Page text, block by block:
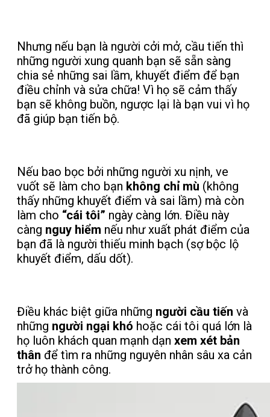
Nhưng nếu bạn là người cởi mở, cầu tiến thì
những người xung quanh bạn sẽ sẵn sàng
chia sẻ những sai lầm, khuyết điểm để bạn
điều chỉnh và sửa chữa! Vì họ sẽ cảm thấy
bạn sẽ không buồn, ngược lại là bạn vui vì họ
đã giúp bạn tiến bộ.
Nếu bao bọc bởi những người xu nịnh, ve
vuốt sẽ làm cho bạn không chỉ mù (không
thấy những khuyết điểm và sai lầm) mà còn
làm cho “cái tôi” ngày càng lớn. Điều này
càng nguy hiểm nếu như xuất phát điểm của
bạn đã là người thiếu minh bạch (sợ bộc lộ
khuyết điểm, dấu dốt).
Điều khác biệt giữa những người cầu tiến và
những người ngại khó hoặc cái tôi quá lớn là
họ luôn khách quan mạnh dạn xem xét bản
thân để tìm ra những nguyên nhân sâu xa cản
trở họ thành công.